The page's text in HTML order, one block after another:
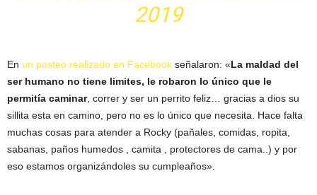
2019
En un posteo realizado en Facebook señalaron: «La maldad del
ser humano no tiene limites, le robaron lo único que le
permitía caminar, correr y ser un perrito feliz… gracias a dios su
sillita esta en camino, pero no es lo único que necesita. Hace falta
muchas cosas para atender a Rocky (pañales, comidas, ropita,
sabanas, paños humedos , camita , protectores de cama..) y por
eso estamos organizándoles su cumpleaños».